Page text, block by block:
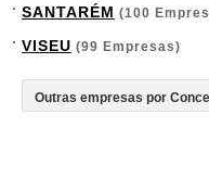
SANTARÉM (100
VISEU (99 Empresas)